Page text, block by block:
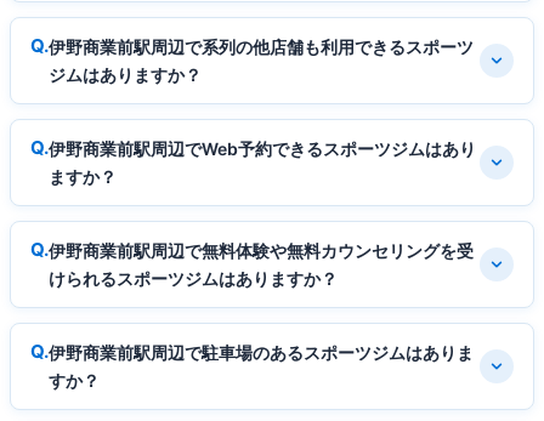
伊野商業前駅周辺で系列の他店舗も利用できるスポーツ
ジムはありますか？
伊野商業前駅周辺でWeb予約できるスポーツジムはあり
ますか？
伊野商業前駅周辺で無料体験や無料カウンセリングを受
けられるスポーツジムはありますか？
伊野商業前駅周辺で駐車場のあるスポーツジムはありま
すか？